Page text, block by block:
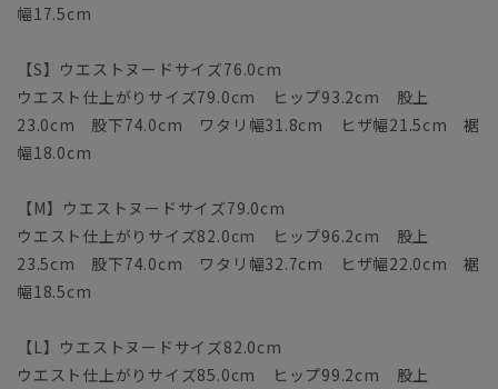
幅17.5cm
【S】ウエストヌードサイズ76.0cm
ウエスト仕上がりサイズ79.0cm ヒップ93.2cm 股上
23.0cm 股下74.0cm ワタリ幅31.8cm ヒザ幅21.5cm 裾
幅18.0cm
【M】ウエストヌードサイズ79.0cm
ウエスト仕上がりサイズ82.0cm ヒップ96.2cm 股上
23.5cm 股下74.0cm ワタリ幅32.7cm ヒザ幅22.0cm 裾
幅18.5cm
【L】ウエストヌードサイズ82.0cm
ウエスト仕上がりサイズ85.0cm ヒップ99.2cm 股上